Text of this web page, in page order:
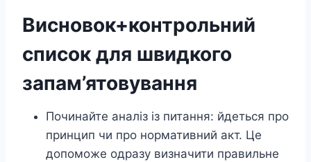
Висновок+контрольний
список для швидкого
запам’ятовування
Починайте аналіз із питання: йдеться про
принцип чи про нормативний акт. Це
допоможе одразу визначити правильне